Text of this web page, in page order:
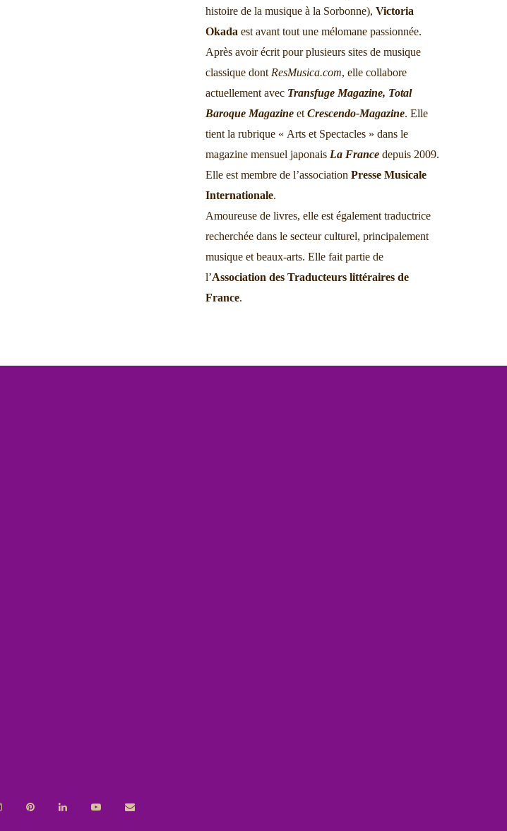
histoire de la musique à la Sorbonne), Victoria
Okada est avant tout une mélomane passionnée.
Après avoir écrit pour plusieurs sites de musique
classique dont ResMusica.com, elle collabore
actuellement avec Transfuge Magazine, Total
Baroque Magazine et Crescendo-Magazine. Elle
tient la rubrique « Arts et Spectacles » dans le
magazine mensuel japonais La France depuis 2009.
Elle est membre de l’association Presse Musicale
Internationale.
Amoureuse de livres, elle est également traductrice
recherchée dans le secteur culturel, principalement
musique et beaux-arts. Elle fait partie de
l’Association des Traducteurs littéraires de
France.